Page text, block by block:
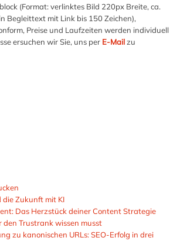
(Format: verlinktes Bild 220px Breite, ca.
Begleittext mit Link bis 150 Zeichen),
Preise und Laufzeiten werden individuell
ersuchen wir Sie, uns per E-Mailzu
die Zukunft mit KI
Das Herzstück deiner Content Strategie
den Trustrank wissen musst
zu kanonischen URLs: SEO-Erfolg in drei